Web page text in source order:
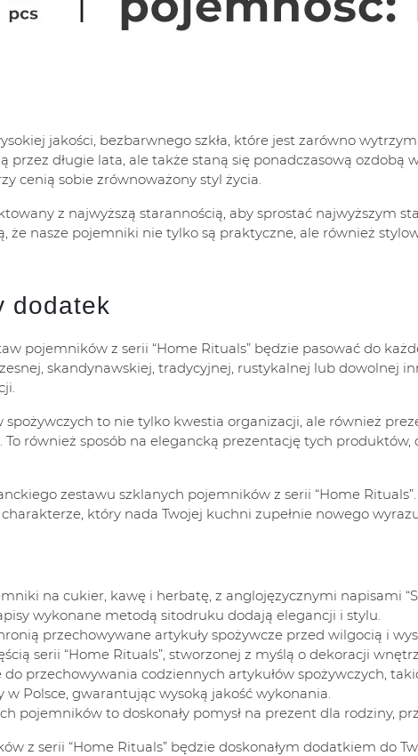
jakości, bezbarwnego szkła, które jest zarówno
przez długie lata, ale także staną się ponadczasową
cenią sobie zrównoważony styl życia.
z najwyższą starannością, aby sprostać najwyższym
że nasze pojemniki nie tylko są praktyczne, ale również
dodatek
pojemników z serii “Home Rituals” będzie pasować do
skandynawskiej, tradycyjnej, rustykalnej lub dowolnej
to nie tylko kwestia organizacji, ale również
również sposób na elegancką prezentację tych
zestawu szklanych pojemników z serii “Home
który nada Twojej kuchni zupełnie nowego
na cukier, kawę i herbatę, z anglojęzycznymi napisami
wykonane metodą sitodruku dodają elegancji i stylu.
przechowywane artykuły spożywcze przed wilgocią i
serii “Home Rituals”, stworzonej z myślą o dekoracji
przechowywania codziennych artykułów spożywczych,
Polsce, gwarantując wysoką jakość wykonania.
pojemników to doskonały pomysł na prezent dla rodziny,
z serii “Home Rituals” będzie doskonałym dodatkiem do